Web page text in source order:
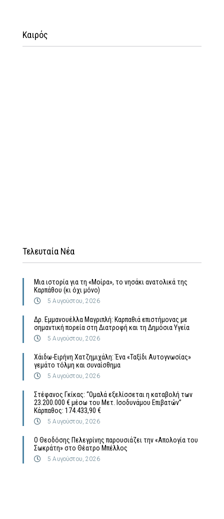
Καιρός
Τελευταία Νέα
Μια ιστορία για τη «Μοίρα», το νησάκι ανατολικά της
Καρπάθου (κι όχι μόνο)
5 Αυγούστου, 2026
Δρ. Εμμανουέλλα Μαγριπλή: Καρπαθιά επιστήμονας με
σημαντική πορεία στη Διατροφή και τη Δημόσια Υγεία
5 Αυγούστου, 2026
Χάιδω-Ειρήνη Χατζημιχάλη: Ένα «Ταξίδι Αυτογνωσίας»
γεμάτο τόλμη και συναίσθημα
5 Αυγούστου, 2026
Στέφανος Γκίκας: “Ομαλά εξελίσσεται η καταβολή των
23.200.000 € μέσω του Μετ. Ισοδυνάμου Επιβατών”
Κάρπαθος: 174.433,90 €
5 Αυγούστου, 2026
Ο Θεοδόσης Πελεγρίνης παρουσιάζει την «Απολογία του
Σωκράτη» στο Θέατρο Μπέλλος
5 Αυγούστου, 2026